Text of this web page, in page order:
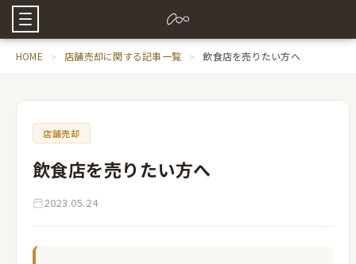
HOME 店舗売却に関する記事一覧 飲食店を売りたい方へ
店舗売却
飲食店を売りたい方へ
2023.05.24